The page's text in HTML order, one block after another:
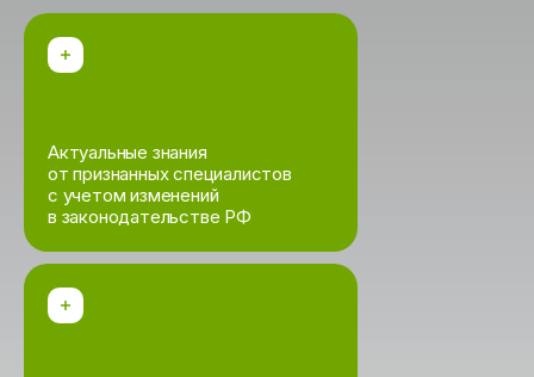
Актуальные знания
от признанных специалистов
с учетом изменений
в законодательстве РФ